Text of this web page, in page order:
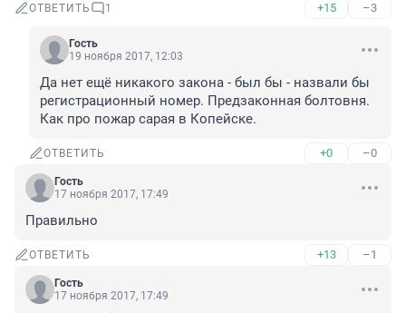
ОТВЕТИТЬ 1 +15 –3
Гость
19 ноября 2017, 12:03
Да нет ещё никакого закона - был бы - назвали бы
регистрационный номер. Предзаконная болтовня.
Как про пожар сарая в Копейске.
ОТВЕТИТЬ +0 –0
Гость
17 ноября 2017, 17:49
Правильно
ОТВЕТИТЬ +13 –1
Гость
17 ноября 2017, 17:49